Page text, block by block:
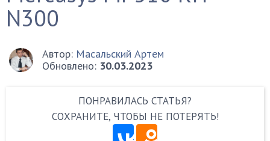
N300
Автор: Масальский Артем
Обновлено: 30.03.2023
ПОНРАВИЛАСЬ СТАТЬЯ?
СОХРАНИТЕ, ЧТОБЫ НЕ ПОТЕРЯТЬ!